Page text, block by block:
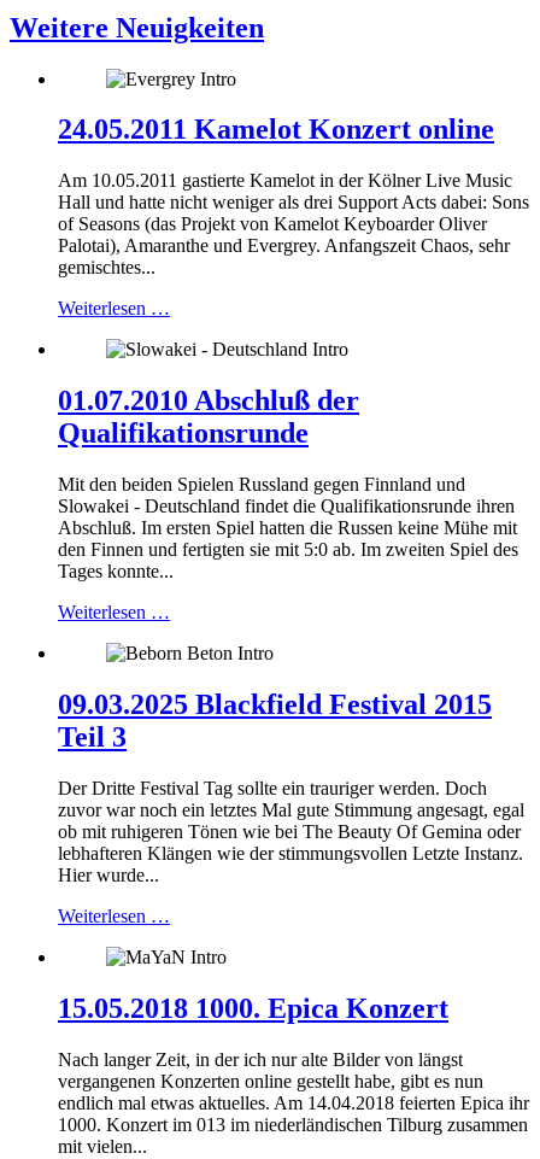
Weitere Neuigkeiten
24.05.2011 Kamelot Konzert online
Am 10.05.2011 gastierte Kamelot in der Kölner Live Music
Hall und hatte nicht weniger als drei Support Acts dabei: Sons
of Seasons (das Projekt von Kamelot Keyboarder Oliver
Palotai), Amaranthe und Evergrey. Anfangszeit Chaos, sehr
gemischtes...
Weiterlesen …
01.07.2010 Abschluß der
Qualifikationsrunde
Mit den beiden Spielen Russland gegen Finnland und
Slowakei - Deutschland findet die Qualifikationsrunde ihren
Abschluß. Im ersten Spiel hatten die Russen keine Mühe mit
den Finnen und fertigten sie mit 5:0 ab. Im zweiten Spiel des
Tages konnte...
Weiterlesen …
09.03.2025 Blackfield Festival 2015
Teil 3
Der Dritte Festival Tag sollte ein trauriger werden. Doch
zuvor war noch ein letztes Mal gute Stimmung angesagt, egal
ob mit ruhigeren Tönen wie bei The Beauty Of Gemina oder
lebhafteren Klängen wie der stimmungsvollen Letzte Instanz.
Hier wurde...
Weiterlesen …
15.05.2018 1000. Epica Konzert
Nach langer Zeit, in der ich nur alte Bilder von längst
vergangenen Konzerten online gestellt habe, gibt es nun
endlich mal etwas aktuelles. Am 14.04.2018 feierten Epica ihr
1000. Konzert im 013 im niederländischen Tilburg zusammen
mit vielen...